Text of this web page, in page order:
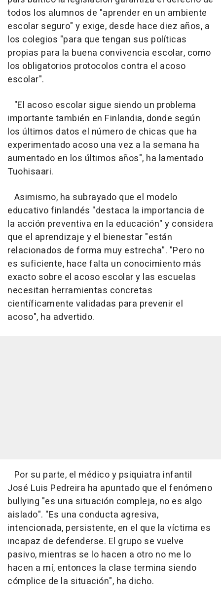
todos los alumnos de "aprender en un ambiente
escolar seguro" y exige, desde hace diez años, a
los colegios "para que tengan sus políticas
propias para la buena convivencia escolar, como
los obligatorios protocolos contra el acoso
escolar".
"El acoso escolar sigue siendo un problema
importante también en Finlandia, donde según
los últimos datos el número de chicas que ha
experimentado acoso una vez a la semana ha
aumentado en los últimos años", ha lamentado
Tuohisaari.
Asimismo, ha subrayado que el modelo
educativo finlandés "destaca la importancia de
la acción preventiva en la educación" y considera
que el aprendizaje y el bienestar "están
relacionados de forma muy estrecha". "Pero no
es suficiente, hace falta un conocimiento más
exacto sobre el acoso escolar y las escuelas
necesitan herramientas concretas
científicamente validadas para prevenir el
acoso", ha advertido.
Por su parte, el médico y psiquiatra infantil
José Luis Pedreira ha apuntado que el fenómeno
bullying "es una situación compleja, no es algo
aislado". "Es una conducta agresiva,
intencionada, persistente, en el que la víctima es
incapaz de defenderse. El grupo se vuelve
pasivo, mientras se lo hacen a otro no me lo
hacen a mí, entonces la clase termina siendo
cómplice de la situación", ha dicho.